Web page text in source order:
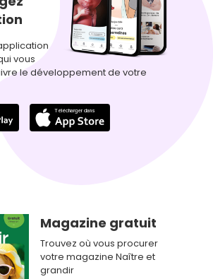
vous
le développement de votre
Magazine gratuit
Trouvez où vous procurer
votre magazine Naître et
grandir